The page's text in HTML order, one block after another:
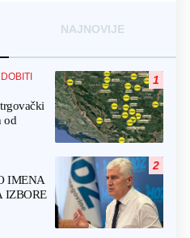
NAJNOVIJE
1
od
2
IMENA
IZBORE